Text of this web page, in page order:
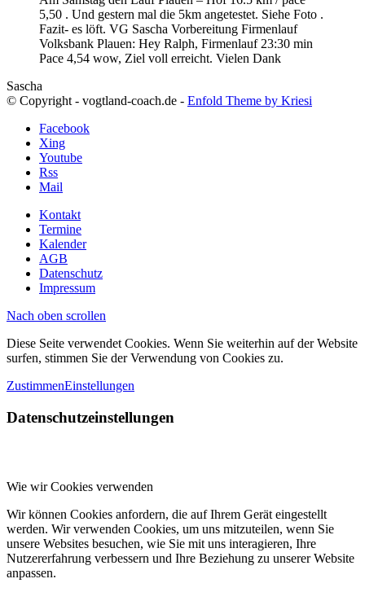
5,50 . Und gestern mal die 5km angetestet. Siehe Foto .
Fazit- es löft. VG Sascha Vorbereitung Firmenlauf
Volksbank Plauen: Hey Ralph, Firmenlauf 23:30 min
Pace 4,54 wow, Ziel voll erreicht. Vielen Dank
Sascha
© Copyright - vogtland-coach.de - Enfold Theme by Kriesi
Facebook
Xing
Youtube
Rss
Mail
Kontakt
Termine
Kalender
AGB
Datenschutz
Impressum
Nach oben scrollen
Diese Seite verwendet Cookies. Wenn Sie weiterhin auf der Website
surfen, stimmen Sie der Verwendung von Cookies zu.
ZustimmenEinstellungen
Datenschutzeinstellungen
Wie wir Cookies verwenden
Wir können Cookies anfordern, die auf Ihrem Gerät eingestellt
werden. Wir verwenden Cookies, um uns mitzuteilen, wenn Sie
unsere Websites besuchen, wie Sie mit uns interagieren, Ihre
Nutzererfahrung verbessern und Ihre Beziehung zu unserer Website
anpassen.